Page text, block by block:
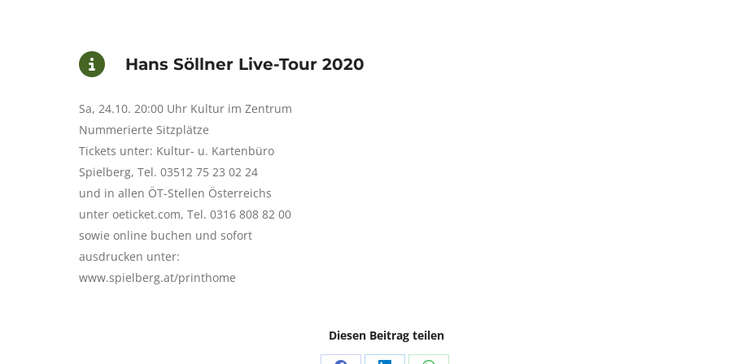
Hans Söllner Live-Tour 2020
Sa, 24.10. 20:00 Uhr Kultur im Zentrum
Nummerierte Sitzplätze
Tickets unter: Kultur- u. Kartenbüro
Spielberg, Tel. 03512 75 23 02 24
und in allen ÖT-Stellen Österreichs
unter oeticket.com, Tel. 0316 808 82 00
sowie online buchen und sofort
ausdrucken unter:
www.spielberg.at/printhome
Diesen Beitrag teilen